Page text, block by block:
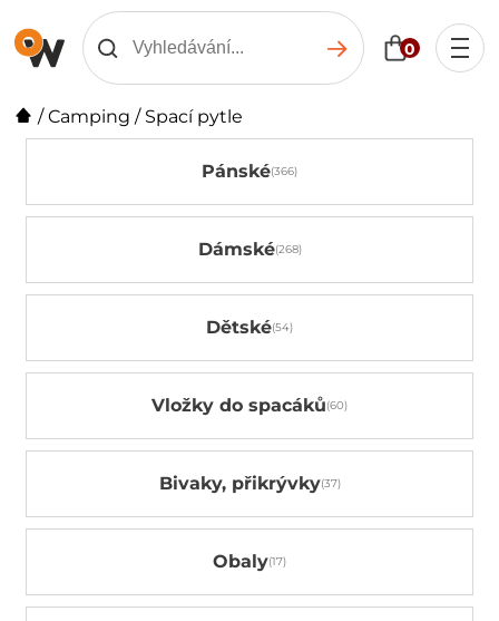
0
/Camping / Spací pytle
Pánské
Dámské
Dětské
Vložky do spacáků
Bivaky, přikrývky
Obaly